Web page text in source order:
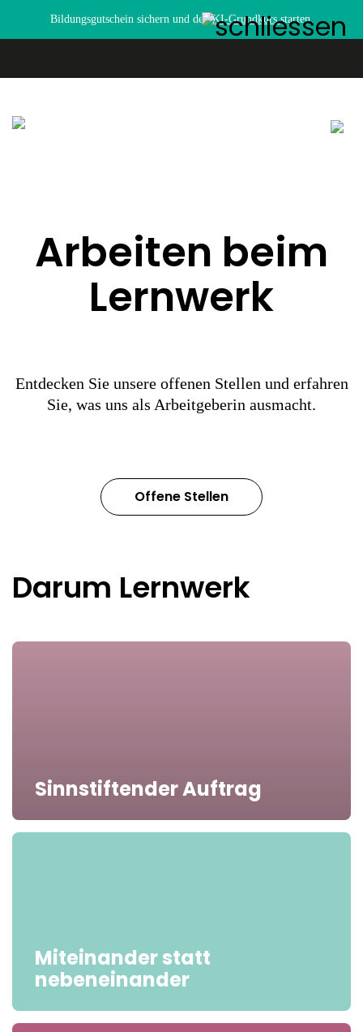
Bildungsgutschein sichern und denKI-Grundkursstarten.
Arbeiten beim
Lernwerk
Entdecken Sie unsere offenen Stellen und erfahren
Sie, was uns als Arbeitgeberin ausmacht.
Offene Stellen
Darum Lernwerk
Sinnstiftender Auftrag
Miteinander statt
nebeneinander